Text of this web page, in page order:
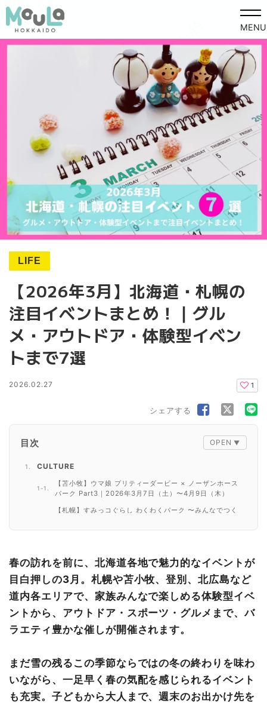
MENU
LIFE
【2026年3月】北海道・札幌の
注目イベントまとめ！｜グル
メ・アウトドア・体験型イベン
トまで7選
2026.02.27 1
シェアする
目次
CULTURE
【苫小牧】ウマ娘 プリティーダービー × ノーザンホース
パーク Part3｜2026年3月7日（土）〜4月9日（木）
【札幌】すみっコぐらし わくわくパーク 〜みんなでつく
（土）・29日（日）
LIFE
【登別】カルルス温泉冬まつり｜2026年3月7日（土）
SPORTS & OUTDOOR
【愛別】第42回愛別町雪中ソフトボール大会｜2026年3
月1日（日）
EAT
【北広島】「そらとしば 2026年限定 もくもくホワイ
ト」｜2026年3月上旬
春の訪れを前に、北海道各地で魅力的なイベントが
目白押しの3月。札幌や苫小牧、登別、北広島など
道内各エリアで、家族みんなで楽しめる体験型イベ
ントから、アウトドア・スポーツ・グルメまで、バ
ラエティ豊かな催しが開催されます。
まだ雪の残るこの季節ならではの冬の終わりを味わ
いながら、一足早く春の気配を感じられるイベント
も充実。子どもから大人まで、週末のお出かけ先を